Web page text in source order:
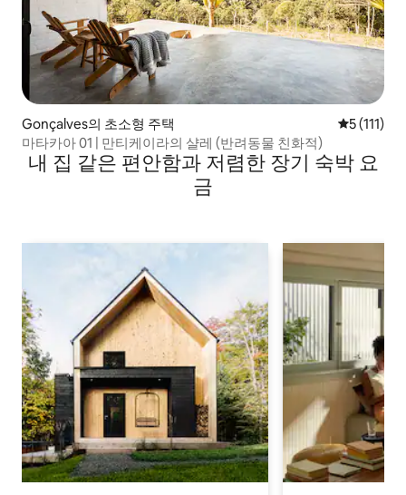
Gonçalves의 초소형 주택 평점 5점(5
5 (111)
마타카아 01 | 만티케이라의 샬레 (반려동물 친화적)
내 집 같은 편안함과 저렴한 장기 숙박 요
금